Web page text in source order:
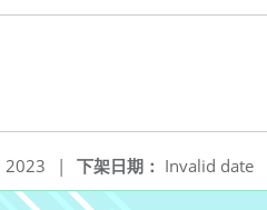
下架日期： Invalid date
2023 |